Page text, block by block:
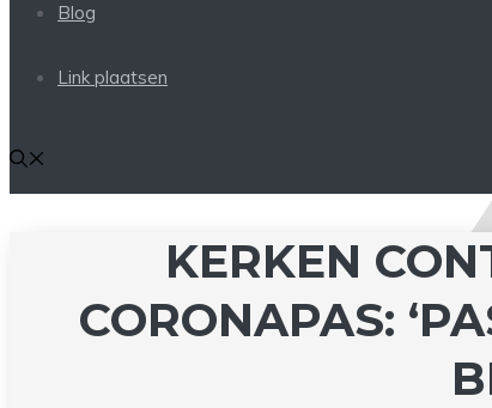
Blog
Link plaatsen
KERKEN
CORONAPAS: